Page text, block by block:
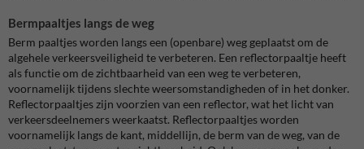
Bermpaaltjes langs de weg
Berm paaltjes worden langs een (openbare) weg geplaatst om de
algehele verkeersveiligheid te verbeteren. Een reflectorpaaltje heeft
als functie om de zichtbaarheid van een weg te verbeteren,
voornamelijk tijdens slechte weersomstandigheden of in het donker.
Reflectorpaaltjes zijn voorzien van een reflector, wat het licht van
verkeersdeelnemers weerkaatst. Reflectorpaaltjes worden
voornamelijk langs de kant, middellijn, de berm van de weg, van de